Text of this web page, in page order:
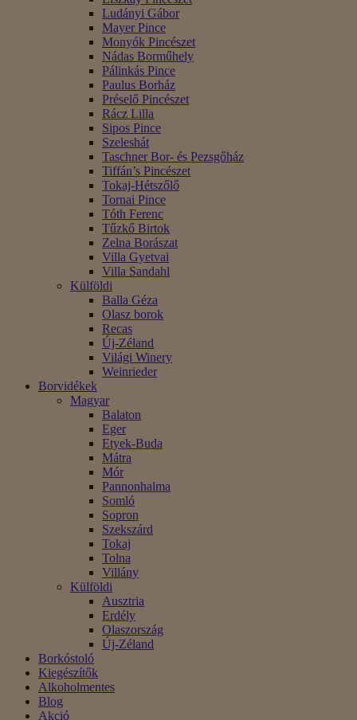
Ludányi Gábor
Mayer Pince
Monyók Pincészet
Nádas Borműhely
Pálinkás Pince
Paulus Borház
Préselő Pincészet
Rácz Lilla
Sipos Pince
Szeleshát
Taschner Bor- és Pezsgőház
Tiffán’s Pincészet
Tokaj-Hétszőlő
Tornai Pince
Tóth Ferenc
Tűzkő Birtok
Zelna Borászat
Villa Gyetvai
Villa Sandahl
Külföldi
Balla Géza
Olasz borok
Recas
Új-Zéland
Világi Winery
Weinrieder
Borvidékek
Magyar
Balaton
Eger
Etyek-Buda
Mátra
Mór
Pannonhalma
Somló
Sopron
Szekszárd
Tokaj
Tolna
Villány
Külföldi
Ausztria
Erdély
Olaszország
Új-Zéland
Borkóstoló
Kiegészítők
Alkoholmentes
Blog
Akció